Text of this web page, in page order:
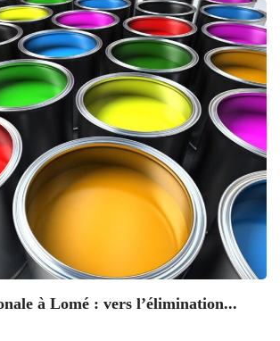
à Lomé : vers l’élimination...